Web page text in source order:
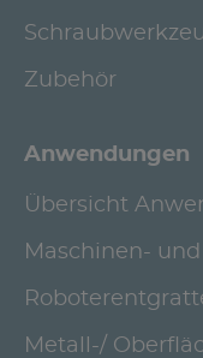
Zubehör
Anwendungen
Übersicht
Maschinen-
Metall-/